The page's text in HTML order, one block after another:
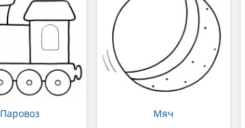
Паровоз Мяч